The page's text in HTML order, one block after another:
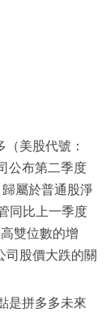
美股代號：
公布第二季度
屬於普通股淨
同比上一季度
雙位數的增
司股價大跌的關
是拼多多未來